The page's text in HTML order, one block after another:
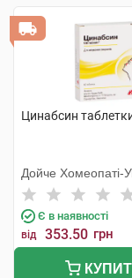
Цинабсин
Дойче Хомеопаті-
Є в наявності
від 353.50 грн